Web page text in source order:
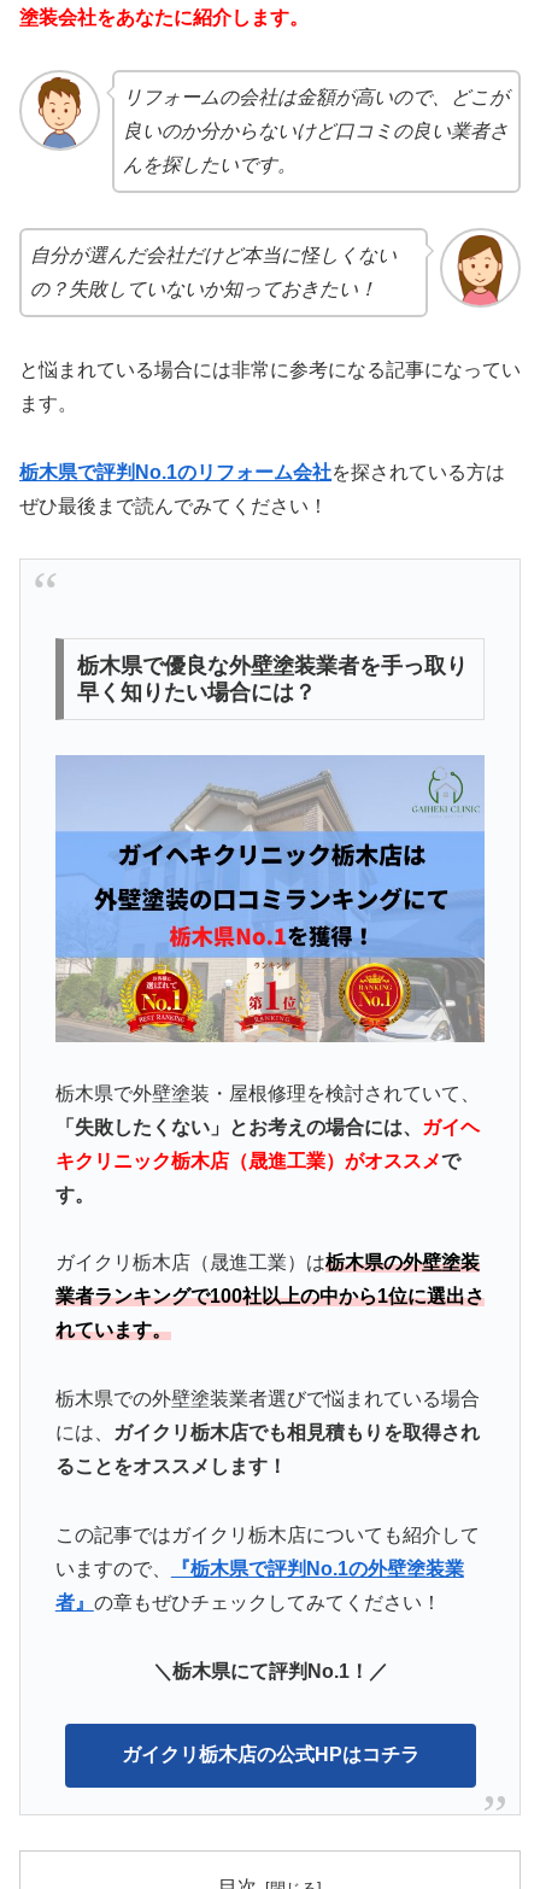
塗装会社をあなたに紹介します。
リフォームの会社は金額が高いので、どこが
良いのか分からないけど口コミの良い業者さ
んを探したいです。
自分が選んだ会社だけど本当に怪しくない
の？失敗していないか知っておきたい！
と悩まれている場合には非常に参考になる記事になってい
ます。
栃木県で評判No.1のリフォーム会社を探されている方は
ぜひ最後まで読んでみてください！
栃木県で優良な外壁塗装業者を手っ取り
早く知りたい場合には？
栃木県で外壁塗装・屋根修理を検討されていて、
「失敗したくない」とお考えの場合には、
ガイヘ
キクリニック栃木店（晟進工業）がオススメで
す。
ガイクリ栃木店（晟進工業）は栃木県の外壁塗装
業者ランキングで100社以上の中から1位に選出さ
れています。
栃木県での外壁塗装業者選びで悩まれている場合
には、
ガイクリ栃木店でも相見積もりを取得され
ることをオススメします！
この記事ではガイクリ栃木店についても紹介して
いますので、
『栃木県で評判No.1の外壁塗装業
者』 の章もぜひチェックしてみてください！
＼栃木県にて評判No.1！／
ガイクリ栃木店の公式HPはコチラ